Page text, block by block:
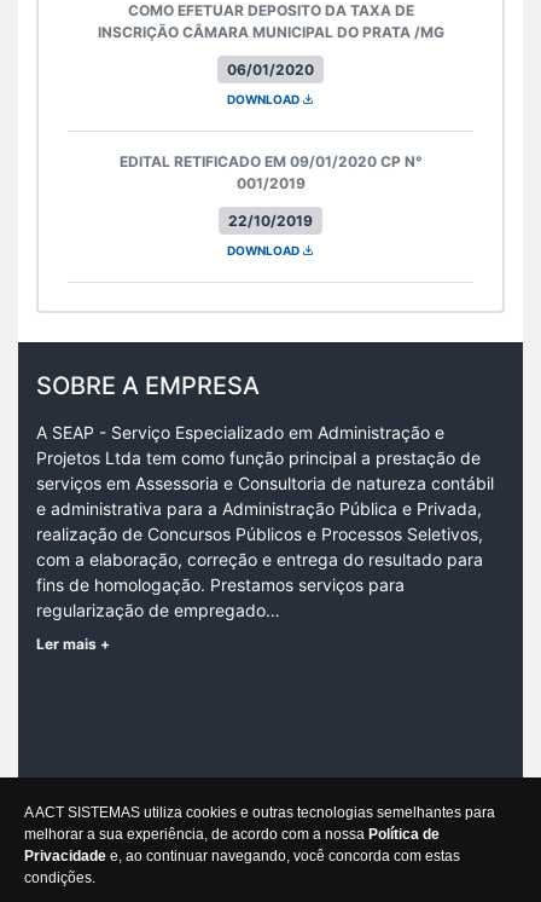
A ACT SISTEMAS utiliza cookies e outras tecnologias semelhantes para
melhorar a sua experiência, de acordo com a nossa Política de
Privacidade e, ao continuar navegando, você concorda com estas
condições.
06/01/2020
COMO EFETUAR DEPOSITO DA TAXA DE
INSCRIÇÃO CÂMARA MUNICIPAL DO PRATA /MG
DOWNLOAD
22/10/2019
EDITAL RETIFICADO EM 09/01/2020 CP N°
001/2019
DOWNLOAD
SOBRE A EMPRESA
A SEAP - Serviço Especializado em Administração e
Projetos Ltda tem como função principal a prestação de
serviços em Assessoria e Consultoria de natureza contábil
e administrativa para a Administração Pública e Privada,
realização de Concursos Públicos e Processos Seletivos,
com a elaboração, correção e entrega do resultado para
fins de homologação. Prestamos serviços para
regularização de empregado…
Ler mais +
CONTATO
Rio Negro, 532A, Prado |CEP: 30411-208
Belo Horizonte/MG